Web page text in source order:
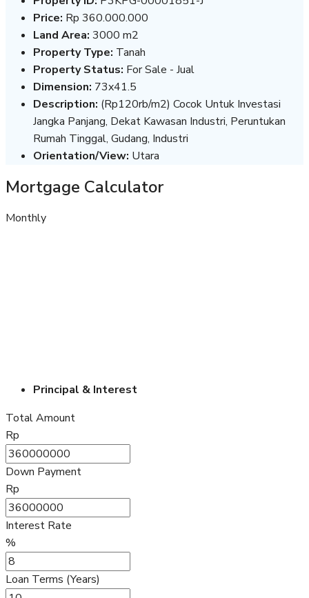
Price: Rp 360.000.000
Land Area: 3000 m2
Property Type: Tanah
Property Status: For Sale - Jual
Dimension: 73x41.5
Description: (Rp120rb/m2) Cocok Untuk Investasi
Jangka Panjang, Dekat Kawasan Industri, Peruntukan
Rumah Tinggal, Gudang, Industri
Orientation/View: Utara
Mortgage Calculator
Monthly
Principal & Interest
Total Amount
Rp
Down Payment
Rp
Interest Rate
%
Loan Terms (Years)